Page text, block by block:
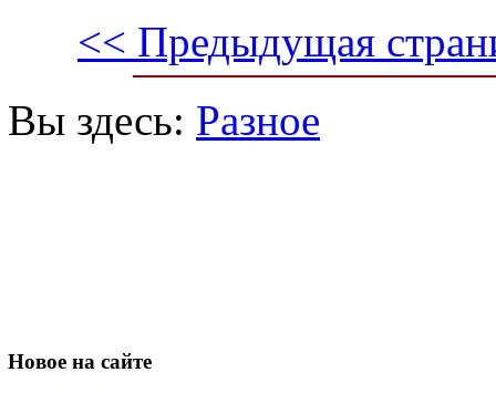
<< Предыдущая
Вы здесь: Разное
Новое на сайте